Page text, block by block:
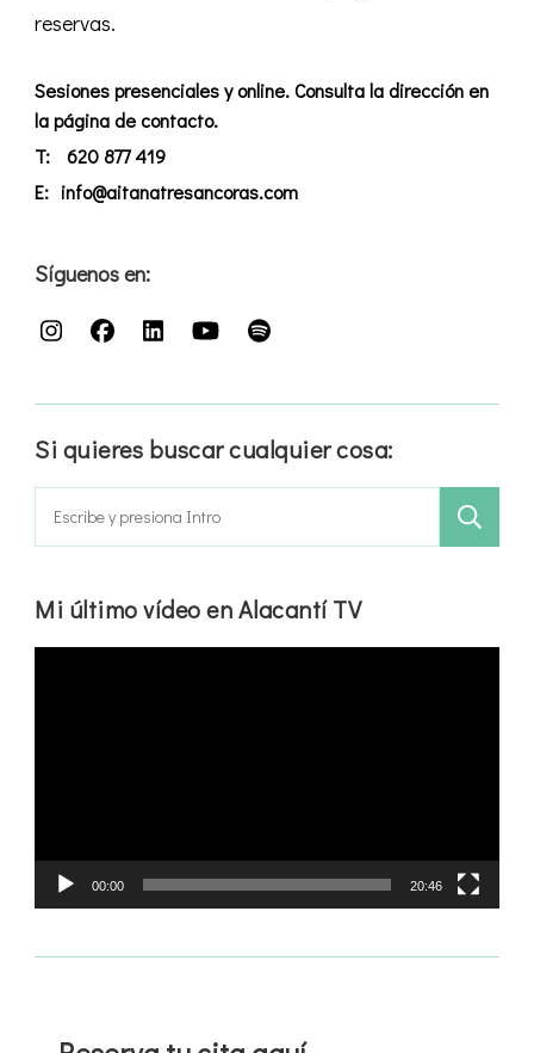
reservas.
Sesiones presenciales y online. Consulta la dirección en
la página de contacto.
T:
620 877 419
E: info@aitanatresancoras.com
Síguenos en:
Si quieres buscar cualquier cosa:
Buscar:
Mi último vídeo en Alacantí TV
00:00 20:46